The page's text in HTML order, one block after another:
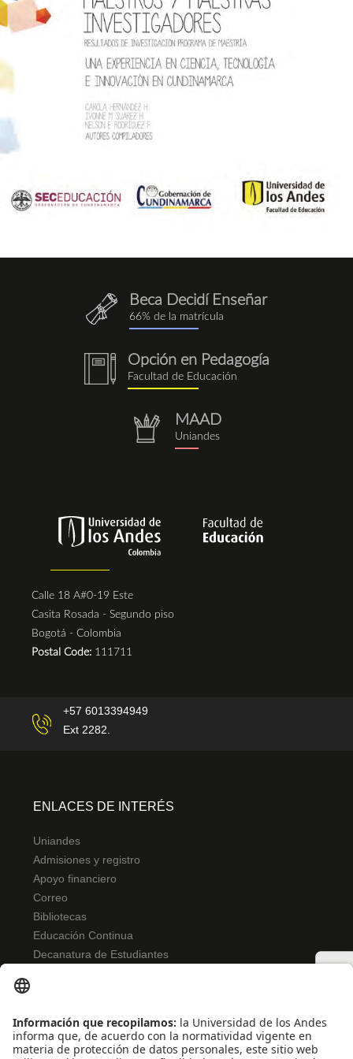
QuieroEnseñar.png
Beca Decidí Enseñar
66% de la matrícula
notebook
(1).png
Opción en Pedagogía
Facultad de Educación
repositorio.png
MAAD
Uniandes
Calle 18 A#0-19 Este
Casita Rosada - Segundo piso
Bogotá - Colombia
Postal Code: 111711
+57 6013394949
Ext 2282.
ENLACES DE INTERÉS
Uniandes
Admisiones y registro
Apoyo financiero
Correo
Bibliotecas
Educación Continua
Decanatura de Estudiantes
NORMATIVIDAD
Reglamento de estudiantes